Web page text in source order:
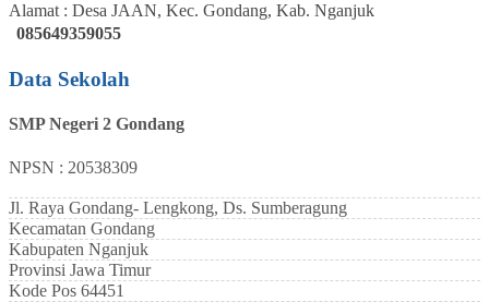
Alamat : Desa JAAN, Kec. Gondang, Kab. Nganjuk
085649359055
Data Sekolah
SMP Negeri 2 Gondang
NPSN : 20538309
Jl. Raya Gondang- Lengkong, Ds. Sumberagung
Kecamatan Gondang
Kabupaten Nganjuk
Provinsi Jawa Timur
Kode Pos 64451